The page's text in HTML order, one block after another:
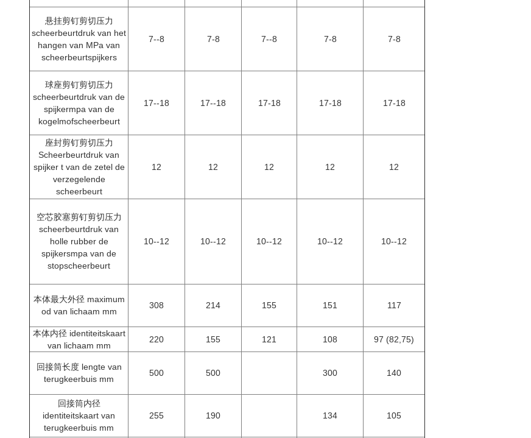
悬挂剪钉剪切压力
scheerbeurtdruk van het
hangen van MPa van
scheerbeurtspijkers
7--8 7-8 7--8 7-8 7-8
球座剪钉剪切压力
scheerbeurtdruk van de
spijkermpa van de
kogelmofscheerbeurt
17--18 17--18 17-18 17-18 17-18
座封剪钉剪切压力
Scheerbeurtdruk van
spijker t van de zetel de
verzegelende
scheerbeurt
12 12 12 12 12
空芯胶塞剪钉剪切压力
scheerbeurtdruk van
holle rubber de
spijkersmpa van de
stopscheerbeurt
10--12 10--12 10--12 10--12 10--12
本体最大外径 maximum
od van lichaam mm
308 214 155 151 117
本体内径 identiteitskaart
van lichaam mm
220 155 121 108 97 (82,75)
回接筒长度 lengte van
terugkeerbuis mm
500 500 300 140
回接筒内径
identiteitskaart van
terugkeerbuis mm
255 190 134 105